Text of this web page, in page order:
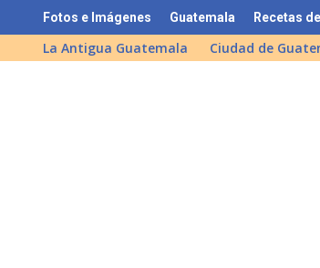
to
content
Fotos e Imágenes Guatemala Recetas
La Antigua Guatemala Ciudad de